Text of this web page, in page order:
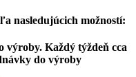
nasledujúcich možností:
výroby. Každý týždeň cca
do výroby